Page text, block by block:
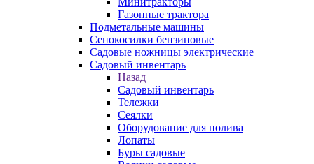
Газонные трактора
Подметальные машины
Сенокосилки бензиновые
Садовые ножницы электрические
Садовый инвентарь
Назад
Садовый инвентарь
Тележки
Сеялки
Оборудование для полива
Лопаты
Буры садовые